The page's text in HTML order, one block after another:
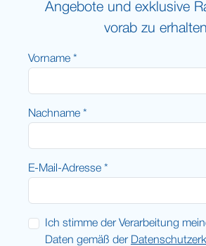
Angebote und exklusive
vorab zu
Vorname *
Nachname *
E-Mail-Adresse *
Ich stimme der Verarbeitung
Daten gemäß der